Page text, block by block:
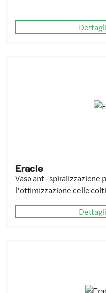
Eracle
Vaso anti-spiralizzazione
l’ottimizzazione delle